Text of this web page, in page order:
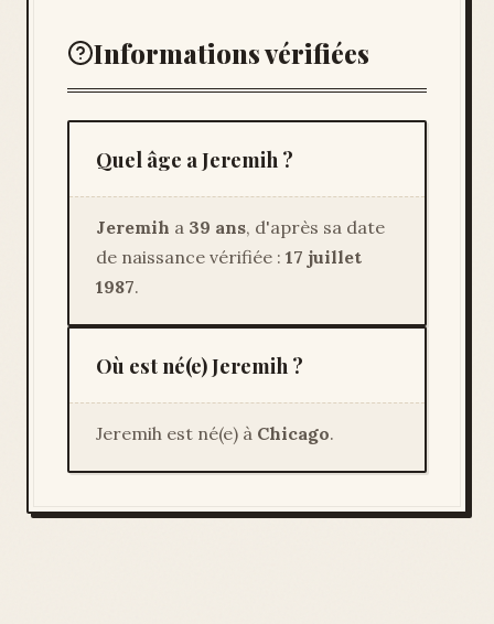
Informations vérifiées
Quel âge a Jeremih ?
Jeremih a 39 ans, d'après sa date
de naissance vérifiée : 17 juillet
1987.
Où est né(e) Jeremih ?
Jeremih est né(e) à Chicago.